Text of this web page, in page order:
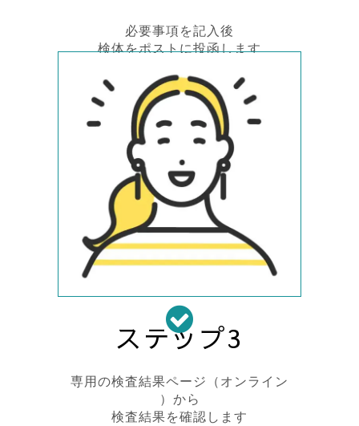
必要事項を記入後
検体をポストに投函します
ステップ3
専用の検査結果ページ（オンライン
）から
検査結果を確認します